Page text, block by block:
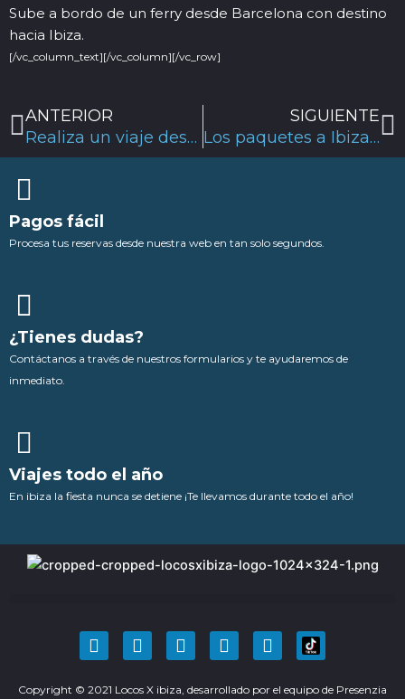
Sube a bordo de un ferry desde Barcelona con destino
hacia Ibiza.
[/vc_column_text][/vc_column][/vc_row]
Ant
ANTERIOR
Realiza un viaje desde Valencia Ibiza en Ferry
SIGUIENTE
Los paquetes a Ibiza: una forma segura de conocer la isla
Pagos fácil
Procesa tus reservas desde nuestra web en tan solo segundos.
¿Tienes dudas?
Contáctanos a través de nuestros formularios y te ayudaremos de
inmediato.
Viajes todo el año
En ibiza la fiesta nunca se detiene ¡Te llevamos durante todo el año!
F
a
e
T
w
t
Y
o
t
I
n
t
P
i
t
Copyright © 2021 Locos X ibiza, desarrollado por el equipo de Presenzia